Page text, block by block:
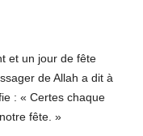
et un jour de fête
de Allah a dit à
: « Certes chaque
fête. »